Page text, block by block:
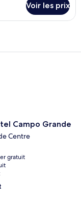
Voir les prix
Campo Grande
Centre
gratuit
Grande